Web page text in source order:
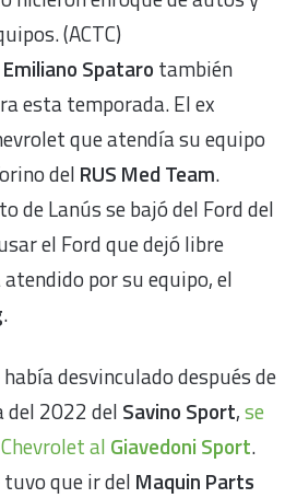
(ACTC)
Emiliano Spataro también
esta temporada. El ex
que atendía su equipo
del RUS Med Team.
de Lanús se bajó del Ford del
el Ford que dejó libre
por su equipo, el
.
había desvinculado después de
2022 del Savino Sport,se
al Giavedoni Sport.
tuvo que ir del Maquin Parts